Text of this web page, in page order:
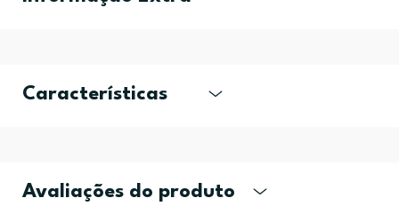
Características
Avaliações do produto